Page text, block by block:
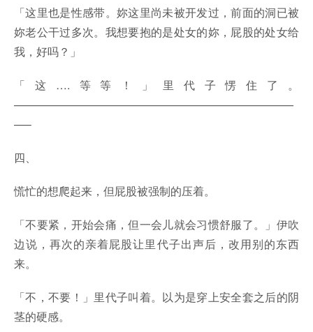
「这里也是性感带。妳这里尚未被开发过，前面的洞已被
妳老公干过多次。我想要抱的是处女的妳，屁股的处女给
我，好吗？」
「这….等等！」里代子愣住了。
—————————————————————————
—–
四、
慌忙的想爬起来，但屁股被强制的压着。
「不要紧，开始会痛，但一会儿就会习惯舒服了。」伊吹
边说，再次的亲着屁股让里代子出声后，改用别的东西
来。
「不，不要！」里代子叫着。以为是穿上安全套之后的阴
茎的硬感。